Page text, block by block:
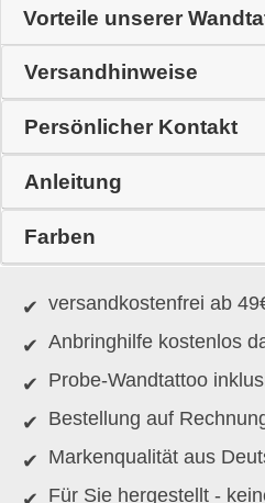
Vorteile unserer
Versandhinweise
Persönlicher Kontakt
Anleitung
Farben
versandkostenfrei ab
Anbringhilfe kostenlos
Probe-Wandtattoo
Bestellung auf
Markenqualität aus
Für Sie hergestellt -